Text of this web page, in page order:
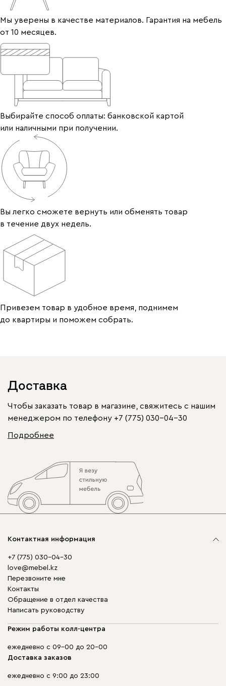
Мы уверены в качестве материалов. Гарантия на мебель
от 10 месяцев.
Выбирайте способ оплаты: банковской картой
или наличными при получении.
Вы легко сможете вернуть или обменять товар
в течение двух недель.
Привезем товар в удобное время, поднимем
до квартиры и поможем собрать.
Доставка
Чтобы заказать товар в магазине, свяжитесь с нашим
менеджером по телефону +7 (775) 030-04-30
Подробнее
Контактная информация
+7 (775) 030-04-30
love@mebel.kz
Перезвоните мне
Контакты
Обращение в отдел качества
Написать руководству
Режим работы колл-центра
ежедневно с 09-00 до 20-00
Доставка заказов
ежедневно с 9:00 до 23:00